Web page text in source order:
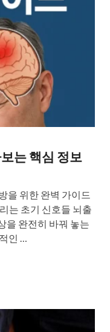
는 핵심 정보
을 위한 완벽 가이드
는 초기 신호들 뇌출
을 완전히 바꿔 놓는
인 …